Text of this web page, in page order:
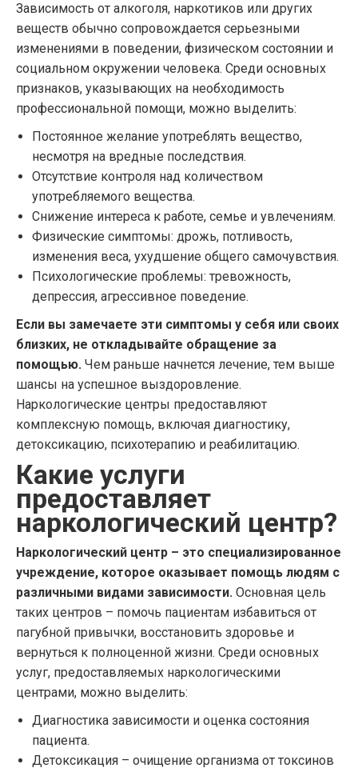
Зависимость от алкоголя, наркотиков или других
веществ обычно сопровождается серьезными
изменениями в поведении, физическом состоянии и
социальном окружении человека. Среди основных
признаков, указывающих на необходимость
профессиональной помощи, можно выделить:
Постоянное желание употреблять вещество,
несмотря на вредные последствия.
Отсутствие контроля над количеством
употребляемого вещества.
Снижение интереса к работе, семье и увлечениям.
Физические симптомы: дрожь, потливость,
изменения веса, ухудшение общего самочувствия.
Психологические проблемы: тревожность,
депрессия, агрессивное поведение.
Если вы замечаете эти симптомы у себя или своих
близких, не откладывайте обращение за
помощью. Чем раньше начнется лечение, тем выше
шансы на успешное выздоровление.
Наркологические центры предоставляют
комплексную помощь, включая диагностику,
детоксикацию, психотерапию и реабилитацию.
Какие услуги
предоставляет
наркологический центр?
Наркологический центр – это специализированное
учреждение, которое оказывает помощь людям с
различными видами зависимости. Основная цель
таких центров – помочь пациентам избавиться от
пагубной привычки, восстановить здоровье и
вернуться к полноценной жизни. Среди основных
услуг, предоставляемых наркологическими
центрами, можно выделить:
Диагностика зависимости и оценка состояния
пациента.
Детоксикация – очищение организма от токсинов